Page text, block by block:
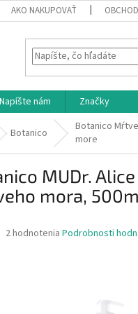
AKO NAKUPOVAŤ
Napíšte nám Značky
Botanico
Botanico Mŕtve
more
MUDr.
mora,
Priemerné
2 hodnotenia Podrobnosti